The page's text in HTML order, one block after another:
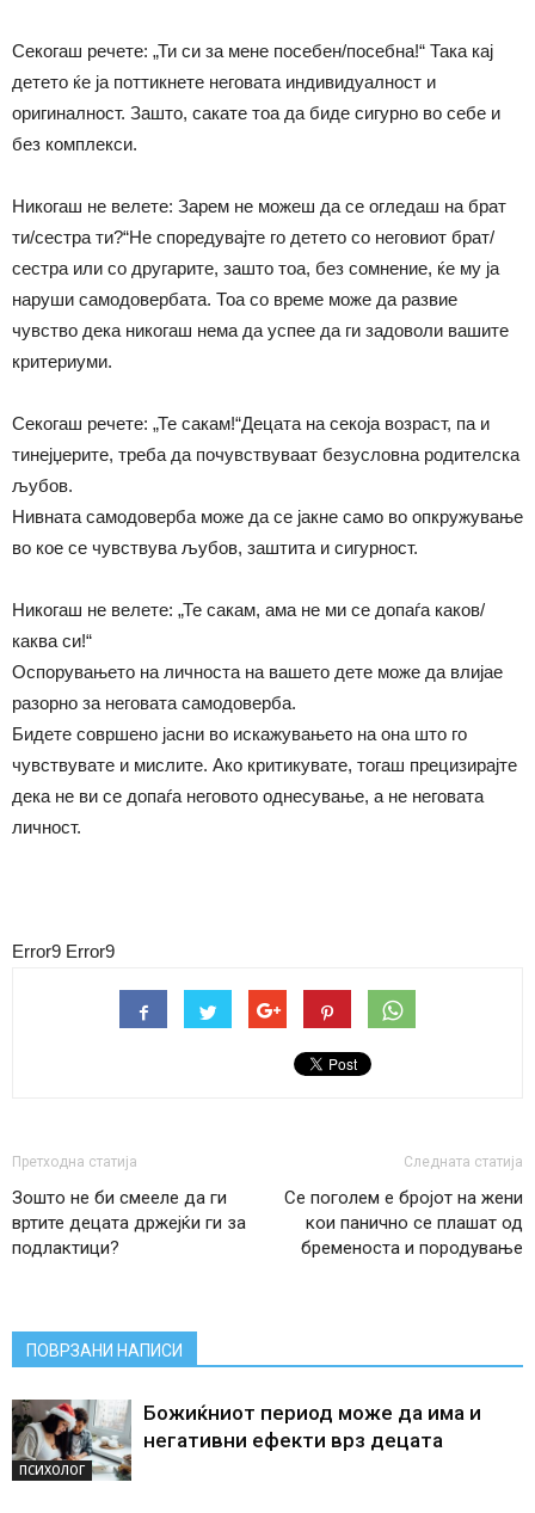
Секогаш речете: „Ти си за мене посебен/посебна!“ Така кај
детето ќе ја поттикнете неговата индивидуалност и
оригиналност. Зашто, сакате тоа да биде сигурно во себе и
без комплекси.
Никогаш не велете: Зарем не можеш да се огледаш на брат
ти/сестра ти?“Не споредувајте го детето со неговиот брат/
сестра или со другарите, зашто тоа, без сомнение, ќе му ја
наруши самодовербата. Тоа со време може да развие
чувство дека никогаш нема да успее да ги задоволи вашите
критериуми.
Секогаш речете: „Те сакам!“Децата на секоја возраст, па и
тинејџерите, треба да почувствуваат безусловна родителска
љубов.
Нивната самодоверба може да се јакне само во опкружување
во кое се чувствува љубов, заштита и сигурност.
Никогаш не велете: „Те сакам, ама не ми се допаѓа каков/
каква си!“
Оспорувањето на личноста на вашето дете може да влијае
разорно за неговата самодоверба.
Бидете совршено јасни во искажувањето на она што го
чувствувате и мислите. Ако критикувате, тогаш прецизирајте
дека не ви се допаѓа неговото однесување, а не неговата
личност.
Error9 Error9
Претходна статија
Зошто не би смееле да ги
вртите децата држејќи ги за
подлактици?
Следната статија
Се поголем е бројот на жени
кои панично се плашат од
бременоста и породување
ПОВРЗАНИ НАПИСИ
ПСИХОЛОГ
Божиќниот период може да има и
негативни ефекти врз децата